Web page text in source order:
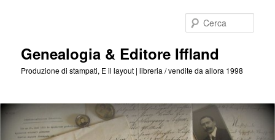
Genealogia & Editore Iffland
Produzione di stampati, E il layout | libreria / vendite da allora 1998